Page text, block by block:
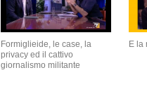
Formiglieide, le case, la
privacy ed il cattivo
giornalismo militante
E la